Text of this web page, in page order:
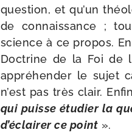
ques­tion, et qu’un
de connais­sance ;
science à ce pro­pos.
Doctrine de la Foi de
appré­hen­der le sujet
n’est pas très clair.
qui puisse étu­dier la
d’éclairer ce point ».